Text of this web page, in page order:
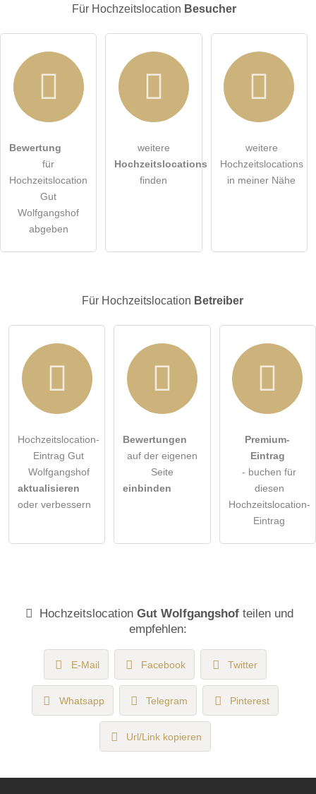
E-Mail-Adresse (wird nicht veröffentlicht)
Die Datenschutzerklärung habe ich zur Kenntnis genommen.
öffentliche Frage stellen
Hinweis:Bitte beachten Sie, öffentliche Fragen sind
Besucher sichtbar
.
Für Hochzeitslocation Besucher
Bewertung
für
Hochzeitslocation
Gut
Wolfgangshof
abgeben
weitere
Hochzeitslocations
finden
weitere
Hochzeitslocations
in meiner Nähe
Für Hochzeitslocation Betreiber
Hochzeitslocation-
Eintrag Gut
Wolfgangshof
aktualisieren
oder verbessern
Bewertungen
auf der eigenen
Seite
einbinden
Premium-
Eintrag
- buchen für
diesen
Hochzeitslocation-
Eintrag
Hochzeitslocation Gut Wolfgangshofteilen und
empfehlen:
E-Mail Facebook Twitter
Whatsapp Telegram Pinterest
Url/Link kopieren